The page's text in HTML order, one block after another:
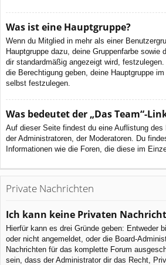
Was ist eine Hauptgruppe?
Wenn du Mitglied in mehr als einer
Hauptgruppe dazu, deine Gruppenfarbe sowie
dir standardmäßig angezeigt wird,
die Berechtigung geben, deine Hauptgruppe
selbst festzulegen.
Was bedeutet der „Das Team“-
Auf dieser Seite findest du eine Auflistung
der Administratoren, der Moderatoren. Du
Informationen wie die Foren, die diese im
Private Nachrichten
Ich kann keine Privaten
Hierfür kann es drei Gründe geben: Entweder
oder nicht angemeldet, oder die Board-
Nachrichten für das komplette Forum
sein, dass der Administrator dir das Recht,